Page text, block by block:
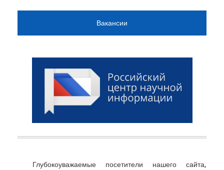
Вакансии
Глубокоуважаемые посетители нашего сайта,